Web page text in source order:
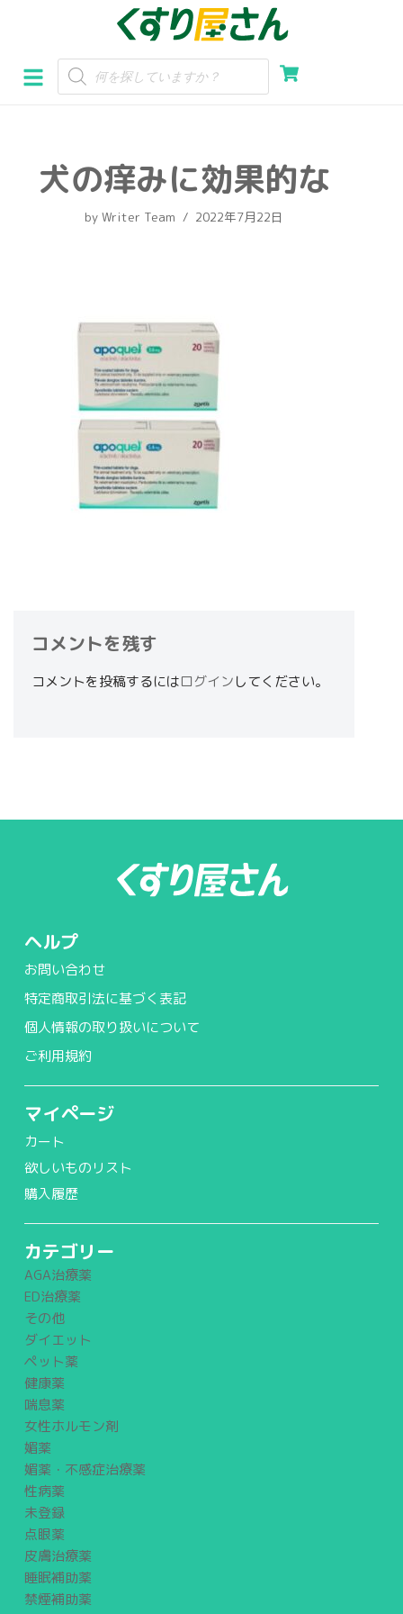
ン
テ
犬の痒みに効果的な
by Writer Team 2022年7月22日
コメントを残す
コメントを投稿するにはログインしてください。
ヘルプ
お問い合わせ
特定商取引法に基づく表記
個人情報の取り扱いについて
ご利用規約
マイページ
カート
欲しいものリスト
購入履歴
カテゴリー
AGA治療薬
ED治療薬
その他
ダイエット
ペット薬
健康薬
喘息薬
女性ホルモン剤
媚薬
媚薬・不感症治療薬
性病薬
未登録
点眼薬
皮膚治療薬
睡眠補助薬
禁煙補助薬